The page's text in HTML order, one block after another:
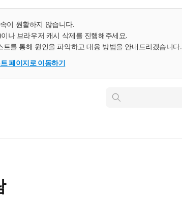
이 원활하지 않습니다.
나 브라우저 캐시 삭제를 진행해주세요.
를 통해 원인을 파악하고 대응 방법을 안내드리겠습니다.
페이지로 이동하기
인